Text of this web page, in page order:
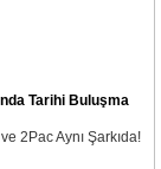
Tarihi Buluşma
2Pac Aynı Şarkıda!